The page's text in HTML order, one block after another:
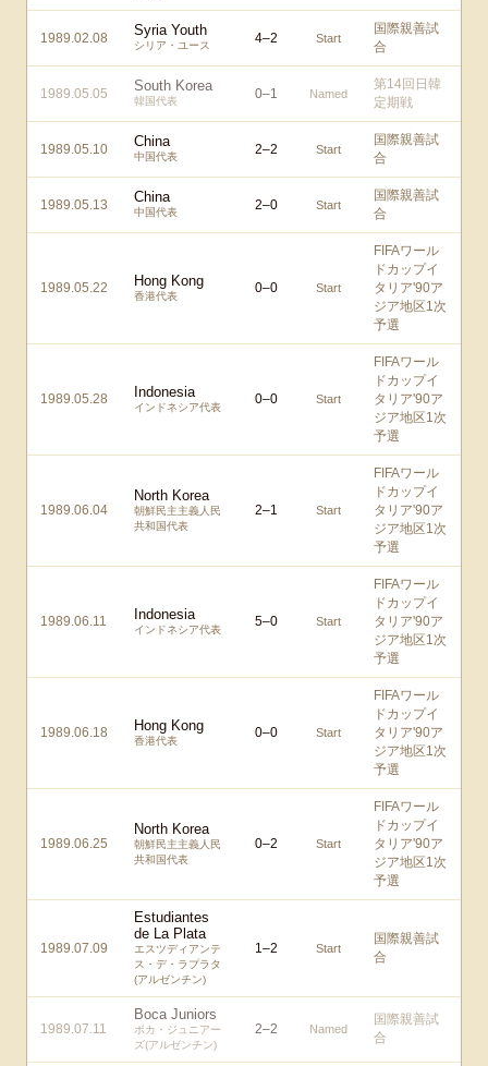
1989.02.08 Syria Youth
シリア・ユース 4–2 Start
国際親善試
合
1989.05.05 South Korea
韓国代表 0–1 Named
第14回日韓
定期戦
1989.05.10 China
中国代表 2–2 Start
国際親善試
合
1989.05.13 China
中国代表 2–0 Start
国際親善試
合
1989.05.22 Hong Kong
香港代表
0–0 Start
FIFAワール
ドカップイ
タリア'90ア
ジア地区1次
予選
1989.05.28 Indonesia
インドネシア代表
0–0 Start
FIFAワール
ドカップイ
タリア'90ア
ジア地区1次
予選
1989.06.04
North Korea
朝鮮民主主義人民
共和国代表
2–1 Start
FIFAワール
ドカップイ
タリア'90ア
ジア地区1次
予選
1989.06.11 Indonesia
インドネシア代表
5–0 Start
FIFAワール
ドカップイ
タリア'90ア
ジア地区1次
予選
1989.06.18 Hong Kong
香港代表
0–0 Start
FIFAワール
ドカップイ
タリア'90ア
ジア地区1次
予選
1989.06.25
North Korea
朝鮮民主主義人民
共和国代表
0–2 Start
FIFAワール
ドカップイ
タリア'90ア
ジア地区1次
予選
1989.07.09
Estudiantes
de La Plata
エスツディアンテ
ス・デ・ラプラタ
(アルゼンチン)
1–2 Start
国際親善試
合
1989.07.11
Boca Juniors
ボカ・ジュニアー
ズ(アルゼンチン)
2–2 Named
国際親善試
合